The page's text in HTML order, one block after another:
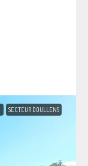
SECTEUR DOULLENS